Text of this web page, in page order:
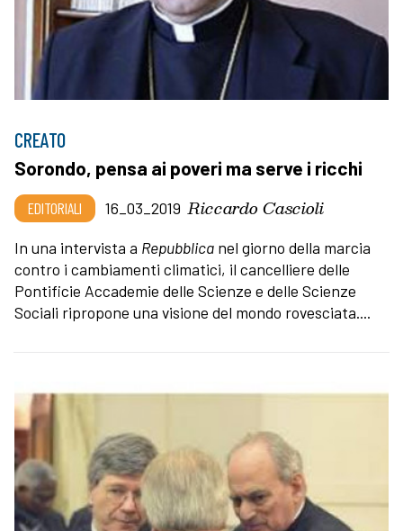
CREATO
Sorondo, pensa ai poveri ma serve i ricchi
EDITORIALI 16_03_2019 Riccardo Cascioli
In una intervista a Repubblica nel giorno della marcia
contro i cambiamenti climatici, il cancelliere delle
Pontificie Accademie delle Scienze e delle Scienze
Sociali ripropone una visione del mondo rovesciata....